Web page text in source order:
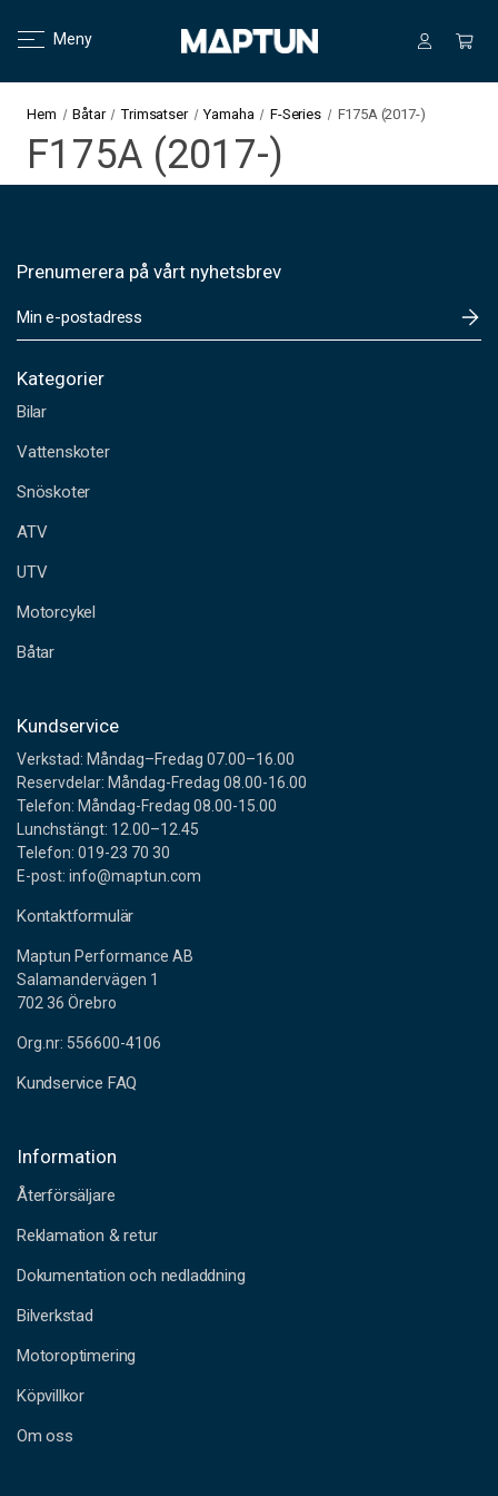
Meny
Hem Båtar Trimsatser Yamaha F-Series F175A (2017-)
F175A (2017-)
Prenumerera på vårt nyhetsbrev
-
o
t
a
r
s
s
Kategorier
Bilar
Vattenskoter
Snöskoter
ATV
UTV
Motorcykel
Båtar
Kundservice
Verkstad: Måndag–Fredag 07.00–16.00
Reservdelar: Måndag-Fredag 08.00-16.00
Telefon: Måndag-Fredag 08.00-15.00
Lunchstängt: 12.00–12.45
Telefon: 019-23 70 30
E-post: info@maptun.com
Kontaktformulär
Maptun Performance AB
Salamandervägen 1
702 36 Örebro
Org.nr: 556600-4106
Kundservice FAQ
Information
Återförsäljare
Reklamation & retur
Dokumentation och nedladdning
Bilverkstad
Motoroptimering
Köpvillkor
Om oss